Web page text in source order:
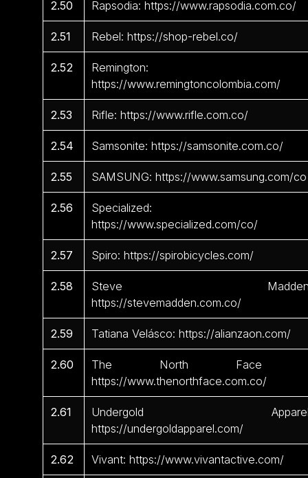
2.50 Rapsodia: https://www.rapsodia.com.co/
2.51 Rebel: https://shop-rebel.co/
2.52
Remington:
https://www.remingtoncolombia.com/
2.53 Rifle: https://www.rifle.com.co/
2.54 Samsonite: https://samsonite.com.co/
2.55 SAMSUNG: https://www.samsung.com/co
2.56
Specialized:
https://www.specialized.com/co/
2.57 Spiro: https://spirobicycles.com/
2.58
Steve
https://stevemadden.com.co/
2.59 Tatiana Velásco: https://alianzaon.com/
2.60
The North Face
https://www.thenorthface.com.co/
2.61
Undergold
https://undergoldapparel.com/
2.62 Vivant: https://www.vivantactive.com/